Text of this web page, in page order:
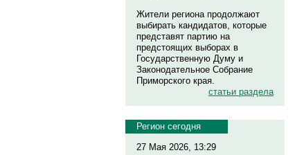
Жители региона продолжают
выбирать кандидатов, которые
представят партию на
предстоящих выборах в
Государственную Думу и
Законодательное Собрание
Приморского края.
статьи раздела
Регион сегодня
27 Мая 2026, 13:29